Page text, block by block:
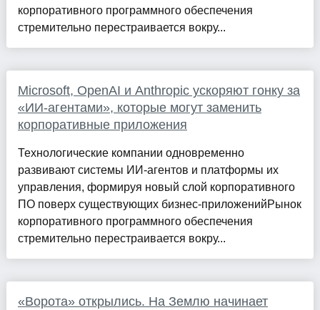
корпоративного программного обеспечения
стремительно перестраивается вокру...
Microsoft, OpenAI и Anthropic ускоряют гонку за
«ИИ-агентами», которые могут заменить
корпоративные приложения
Технологические компании одновременно
развивают системы ИИ-агентов и платформы их
управления, формируя новый слой корпоративного
ПО поверх существующих бизнес-приложенийРынок
корпоративного программного обеспечения
стремительно перестраивается вокру...
«Ворота» открылись. На Землю начинает